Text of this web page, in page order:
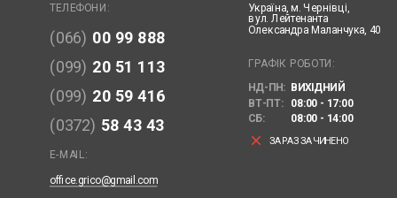
ТЕЛЕФОНИ:
(066) 00 99 888
(099) 20 51 113
(099) 20 59 416
(0372) 58 43 43
E-MAIL:
office.grico@gmail.com
Україна, м. Чернівці,
вул. Лейтенанта
Олександра Маланчука, 40
ГРАФІК РОБОТИ:
НД-ПН: ВИХІДНИЙ
ВТ-ПТ:
08:00 - 17:00
СБ:
08:00 - 14:00
clear ЗАРАЗ ЗАЧИНЕНО